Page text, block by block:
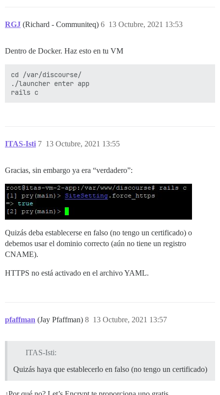
RGJ (Richard - Communiteq) 13 Octubre, 2021 13:53
6
Dentro de Docker. Haz esto en tu VM
cd /var/discourse/
./launcher enter app
ITAS-Isti 13 Octubre, 2021 13:55
7
Gracias, sin embargo ya era “verdadero”:
Quizás deba establecerse en falso (no tengo un certificado) o
debemos usar el dominio correcto (aún no tiene un registro
CNAME).
HTTPS no está activado en el archivo YAML.
pfaffman (Jay Pfaffman) 13 Octubre, 2021 13:57
8
ITAS-Isti:
Quizás haya que establecerlo en falso (no tengo un certificado)